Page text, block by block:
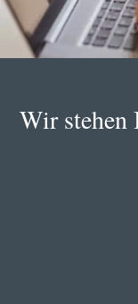
Wir stehen